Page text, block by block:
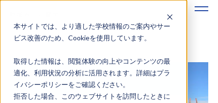
本サイトでは、より適した学校情報のご案内やサー
ビス改善のため、Cookieを使用しています。
取得した情報は、閲覧体験の向上やコンテンツの最
適化、利用状況の分析に活用されます。詳細はプラ
イバシーポリシーをご確認ください。
拒否した場合、このウェブサイトを訪問したときに
地域みらい留学のすすめかた
地域みらい留学とは
学校を探す